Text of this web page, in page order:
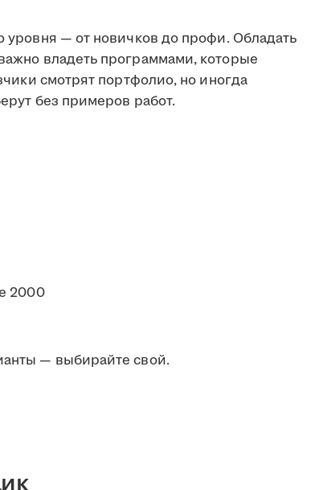
— от новичков до профи. Обладать
владеть программами, которые
смотрят портфолио, но иногда
без примеров работ.
2000
— выбирайте свой.